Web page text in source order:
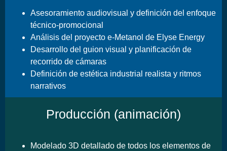
Asesoramiento audiovisual y definición del enfoque
técnico-promocional
Análisis del proyecto e-Metanol de Elyse Energy
Desarrollo del guion visual y planificación de
recorrido de cámaras
Definición de estética industrial realista y ritmos
narrativos
Producción (animación)
Modelado 3D detallado de todos los elementos de